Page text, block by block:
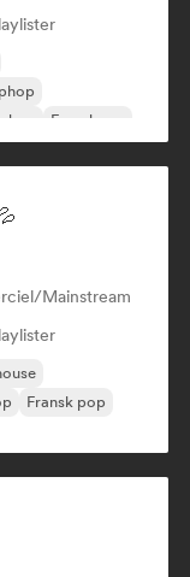
Fransk rap
Mainstream
Fransk pop